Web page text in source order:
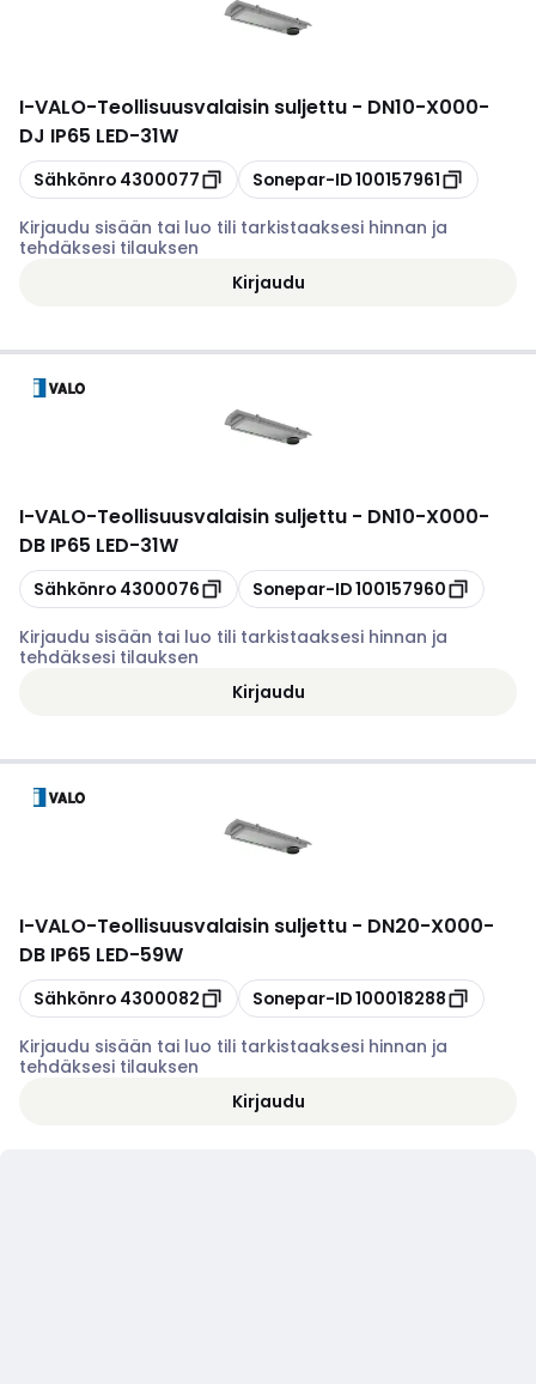
I-VALO-Teollisuusvalaisin suljettu - DN10-X000-
DJ IP65 LED-31W
Kopioi
Sähkönro 4300077 Kopioi
Sonepar-ID100157961
Kirjaudu sisään tai luo tili tarkistaaksesi hinnan ja
tehdäksesi tilauksen
Kirjaudu
I-VALO-Teollisuusvalaisin suljettu - DN10-X000-
DB IP65 LED-31W
Kopioi
Sähkönro 4300076 Kopioi
Sonepar-ID100157960
Kirjaudu sisään tai luo tili tarkistaaksesi hinnan ja
tehdäksesi tilauksen
Kirjaudu
I-VALO-Teollisuusvalaisin suljettu - DN20-X000-
DB IP65 LED-59W
Kopioi
Sähkönro 4300082 Kopioi
Sonepar-ID100018288
Kirjaudu sisään tai luo tili tarkistaaksesi hinnan ja
tehdäksesi tilauksen
Kirjaudu